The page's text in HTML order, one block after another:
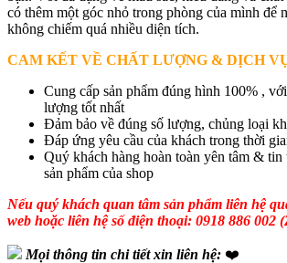
có thêm một góc nhỏ trong phòng của mình để
không chiếm quá nhiều diện tích.
CAM KẾT VỀ CHẤT LƯỢNG & DỊCH
Cung cấp sản phẩm đúng hình 100% ,
lượng tốt nhất
Đảm bảo về đúng số lượng, chủng loại
Đáp ứng yêu cầu của khách trong thời
Quý khách hàng hoàn toàn yên tâm &
sản phẩm của shop
Nếu quý khách quan tâm sản phẩm liên hệ
web hoặc liên hệ số điện thoại: 0918 886 002
Mọi thông tin chi tiết xin liên hệ: ❤️